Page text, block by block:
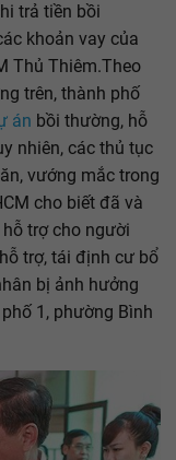
trả tiền bồi
khoản vay của
Thủ Thiêm.Theo
trên, thành phố
án bồi thường, hỗ
nhiên, các thủ tục
vướng mắc trong
cho biết đã và
trợ cho người
trợ, tái định cư bổ
bị ảnh hưởng
1, phường Bình